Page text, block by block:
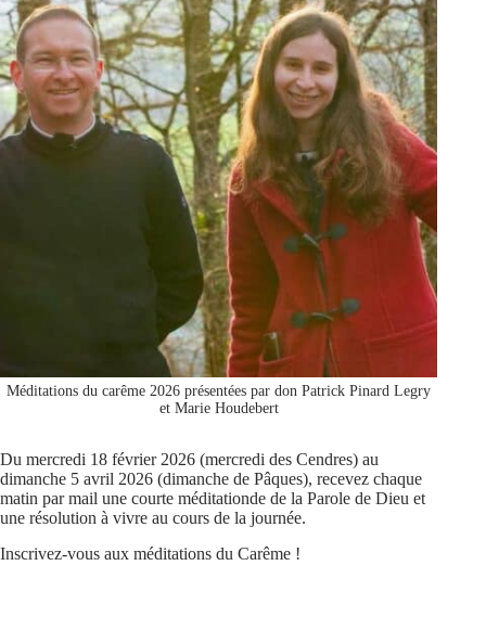
Méditations du carême 2026 présentées par don Patrick Pinard Legry
et Marie Houdebert
Du mercredi 18 février 2026 (mercredi des Cendres) au
dimanche 5 avril 2026 (dimanche de Pâques), recevez chaque
matin par mail une courte méditationde de la Parole de Dieu et
une résolution à vivre au cours de la journée.
Inscrivez-vous aux méditations du Carême !